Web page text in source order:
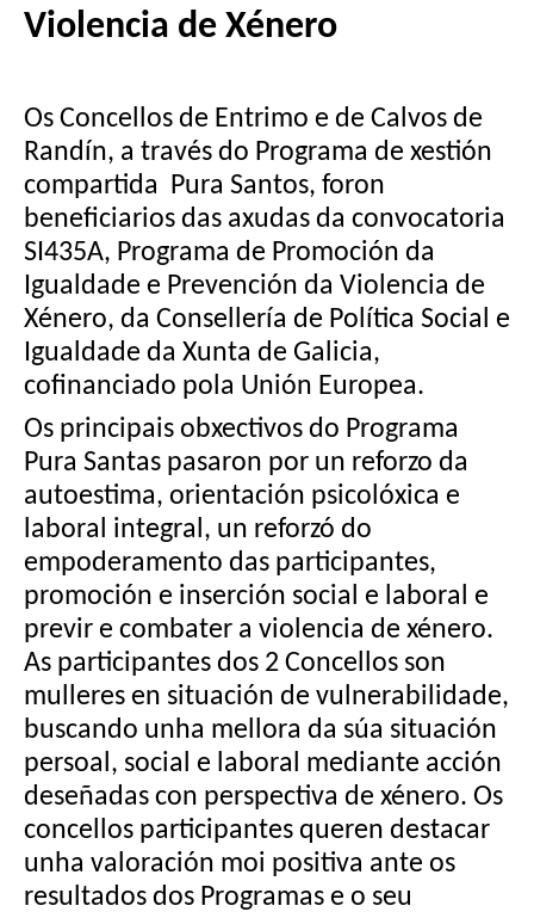
Violencia de Xénero
Os Concellos de Entrimo e de Calvos de
Randín, a través do Programa de xestión
compartida Pura Santos, foron
beneficiarios das axudas da convocatoria
SI435A, Programa de Promoción da
Igualdade e Prevención da Violencia de
Xénero, da Consellería de Política Social e
Igualdade da Xunta de Galicia,
cofinanciado pola Unión Europea.
Os principais obxectivos do Programa
Pura Santas pasaron por un reforzo da
autoestima, orientación psicolóxica e
laboral integral, un reforzó do
empoderamento das participantes,
promoción e inserción social e laboral e
previr e combater a violencia de xénero.
As participantes dos 2 Concellos son
mulleres en situación de vulnerabilidade,
buscando unha mellora da súa situación
persoal, social e laboral mediante acción
deseñadas con perspectiva de xénero. Os
concellos participantes queren destacar
unha valoración moi positiva ante os
resultados dos Programas e o seu